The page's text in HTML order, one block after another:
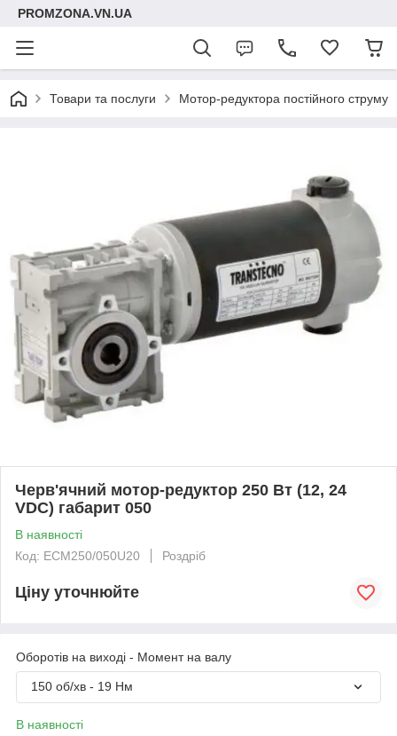
PROMZONA.VN.UA
Товари та послуги Мотор-редуктора постійного струму
Черв'ячний мотор-редуктор 250 Вт (12, 24
VDC) габарит 050
В наявності
Код: ECM250/050U20
Роздріб
Ціну уточнюйте
Оборотів на виході - Момент на валу
150 об/хв - 19 Нм
В наявності